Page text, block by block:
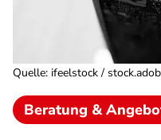
Quelle: ifeelstock /
Beratung &